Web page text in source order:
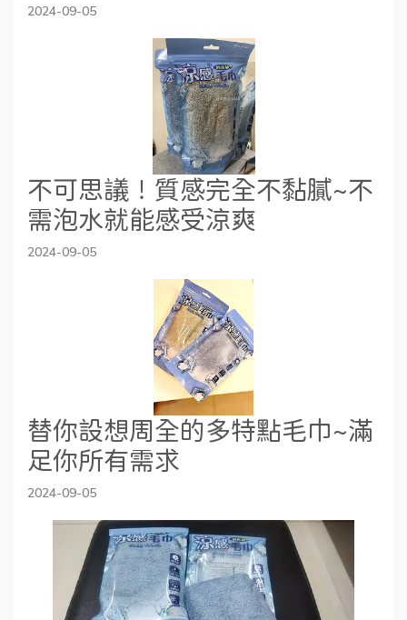
2024-09-05
不可思議！質感完全不黏膩~不
需泡水就能感受涼爽
2024-09-05
替你設想周全的多特點毛巾~滿
足你所有需求
2024-09-05